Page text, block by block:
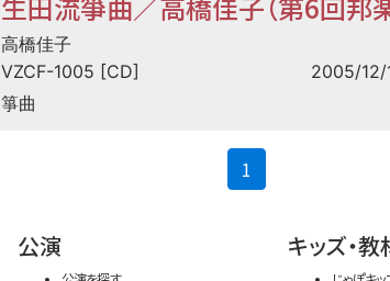
高橋佳子
VZCF-1005 [CD]
2005/12/
箏曲
1
公演 キッズ・教